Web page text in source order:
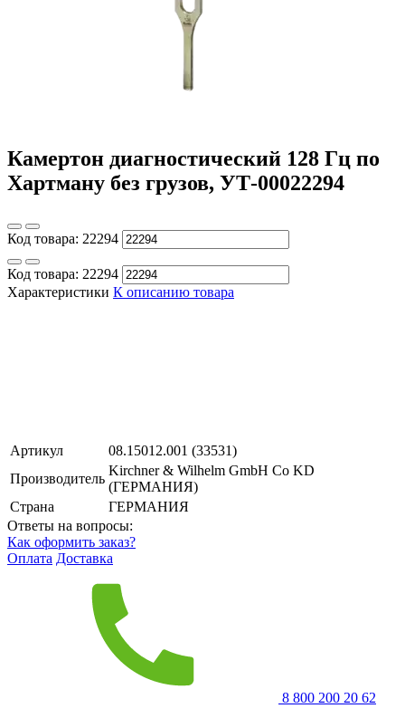
Камертон диагностический 128 Гц по
Хартману без грузов, УТ-00022294
Код товара: 22294
Код товара: 22294
Характеристики К описанию товара
Артикул
08.15012.001 (33531)
Производитель
Kirchner & Wilhelm GmbH Co KD
(ГЕРМАНИЯ)
Страна
ГЕРМАНИЯ
Ответы на вопросы:
Как оформить заказ?
Оплата Доставка
8 800 200 20 62